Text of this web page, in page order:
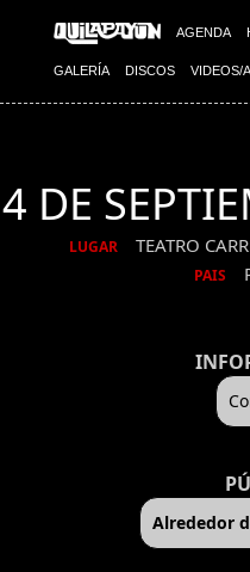
AGENDA
GALERÍA DISCOS VIDEOS/
4 DE
LUGAR TEATRO
PAIS
Alrededor